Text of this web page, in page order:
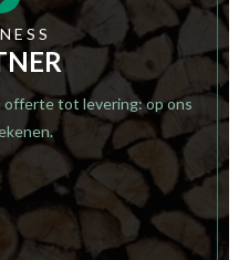
offerte tot levering: op ons